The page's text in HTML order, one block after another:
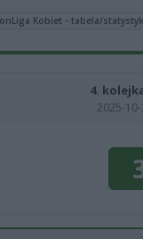
Kobiet - tabela/
4.
2025-